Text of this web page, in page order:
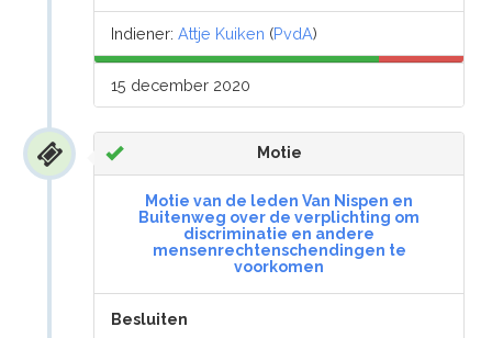
Indiener:Attje Kuiken (PvdA)
15 december 2020
Motie
Motie van de leden Van Nispen en
Buitenweg over de verplichting om
discriminatie en andere
mensenrechtenschendingen te
voorkomen
Besluiten